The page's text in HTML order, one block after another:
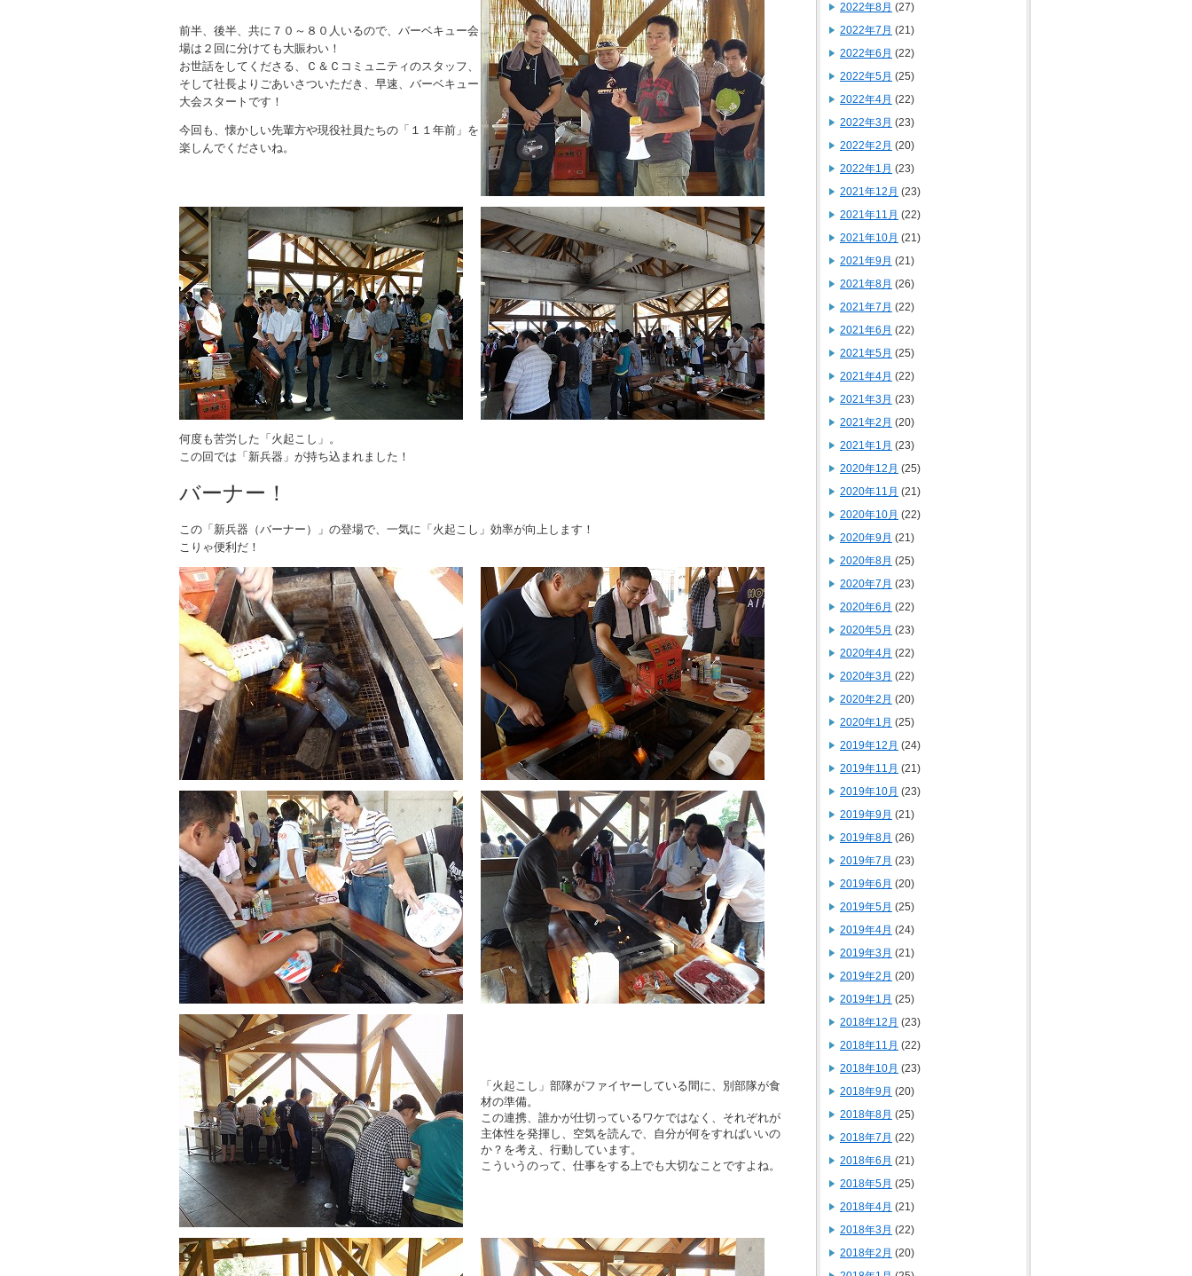
前半、後半、共に７０～８０人いるので、バーベキュー会
場は２回に分けても大賑わい！
お世話をしてくださる、Ｃ＆Ｃコミュニティのスタッフ、
そして社長よりごあいさついただき、早速、バーベキュー
大会スタートです！
今回も、懐かしい先輩方や現役社員たちの「１１年前」を
楽しんでくださいね。
何度も苦労した「火起こし」。
この回では「新兵器」が持ち込まれました！
バーナー！
この「新兵器（バーナー）」の登場で、一気に「火起こし」効率が向上します！
こりゃ便利だ！
「火起こし」部隊がファイヤーしている間に、別部隊が食
材の準備。
この連携、誰かが仕切っているワケではなく、それぞれが
主体性を発揮し、空気を読んで、自分が何をすればいいの
か？を考え、行動しています。
こういうのって、仕事をする上でも大切なことですよね。
2022年8月 (27)
2022年7月 (21)
2022年6月 (22)
2022年5月 (25)
2022年4月 (22)
2022年3月 (23)
2022年2月 (20)
2022年1月 (23)
2021年12月 (23)
2021年11月 (22)
2021年10月 (21)
2021年9月 (21)
2021年8月 (26)
2021年7月 (22)
2021年6月 (22)
2021年5月 (25)
2021年4月 (22)
2021年3月 (23)
2021年2月 (20)
2021年1月 (23)
2020年12月 (25)
2020年11月 (21)
2020年10月 (22)
2020年9月 (21)
2020年8月 (25)
2020年7月 (23)
2020年6月 (22)
2020年5月 (23)
2020年4月 (22)
2020年3月 (22)
2020年2月 (20)
2020年1月 (25)
2019年12月 (24)
2019年11月 (21)
2019年10月 (23)
2019年9月 (21)
2019年8月 (26)
2019年7月 (23)
2019年6月 (20)
2019年5月 (25)
2019年4月 (24)
2019年3月 (21)
2019年2月 (20)
2019年1月 (25)
2018年12月 (23)
2018年11月 (22)
2018年10月 (23)
2018年9月 (20)
2018年8月 (25)
2018年7月 (22)
2018年6月 (21)
2018年5月 (25)
2018年4月 (21)
2018年3月 (22)
2018年2月 (20)